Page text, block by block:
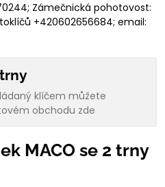
Zámečnická pohotovost:
+420602656684; email:
klíčem můžete
obchodu zde
MACO se 2 trny